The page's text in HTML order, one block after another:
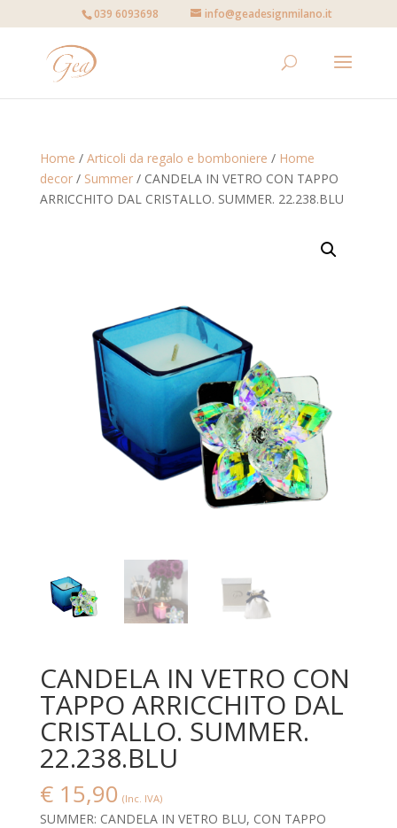
039 6093698 info@geadesignmilano.it
Home / Articoli da regalo e bomboniere / Home
decor/ Summer/ CANDELA IN VETRO CON TAPPO
ARRICCHITO DAL CRISTALLO. SUMMER. 22.238.BLU
CANDELA IN VETRO CON
TAPPO ARRICCHITO DAL
CRISTALLO. SUMMER.
22.238.BLU
€15,90 (Inc. IVA)
SUMMER: CANDELA IN VETRO BLU, CON TAPPO